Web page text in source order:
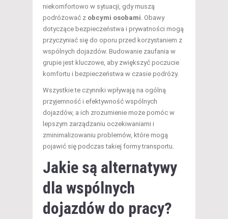
niekomfortowo w sytuacji, gdy muszą
podróżować z obcymi osobami. Obawy
dotyczące bezpieczeństwa i prywatności mogą
przyczyniać się do oporu przed korzystaniem z
wspólnych dojazdów. Budowanie zaufania w
grupie jest kluczowe, aby zwiększyć poczucie
komfortu i bezpieczeństwa w czasie podróży.
Wszystkie te czynniki wpływają na ogólną
przyjemność i efektywność wspólnych
dojazdów, a ich zrozumienie może pomóc w
lepszym zarządzaniu oczekiwaniami i
zminimalizowaniu problemów, które mogą
pojawić się podczas takiej formy transportu.
Jakie są alternatywy
dla wspólnych
dojazdów do pracy?